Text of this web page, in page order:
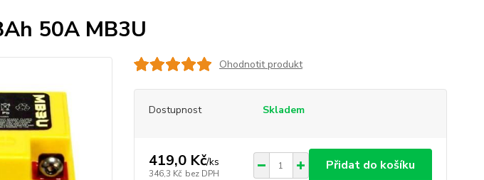
50A MB3U
Ohodnotit produkt
Dostupnost Skladem
419,0 Kč/ks
346,3 Kč bez DPH
Přidat do košíku